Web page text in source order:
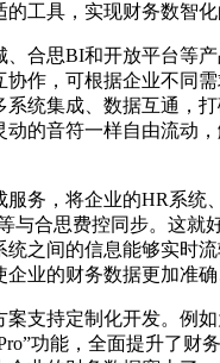
工具，实现财务数智化
、合思BI和开放平台等
协作，可根据企业不同
系统集成、数据互通，
动的音符一样自由流动
务，将企业的HR系统
与合思费控同步。这就
统之间的信息能够实时
业的财务数据更加准确
案支持定制化开发。例
功能，全面提升了财